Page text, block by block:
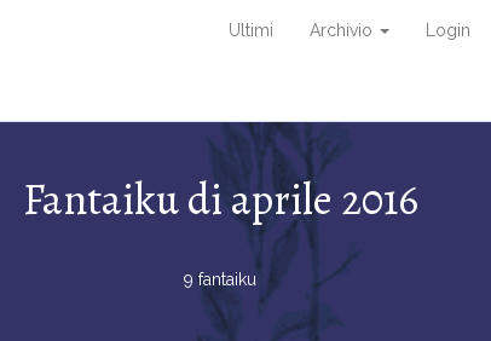
Ultimi Archivio Login
Fantaiku di aprile 2016
9 fantaiku